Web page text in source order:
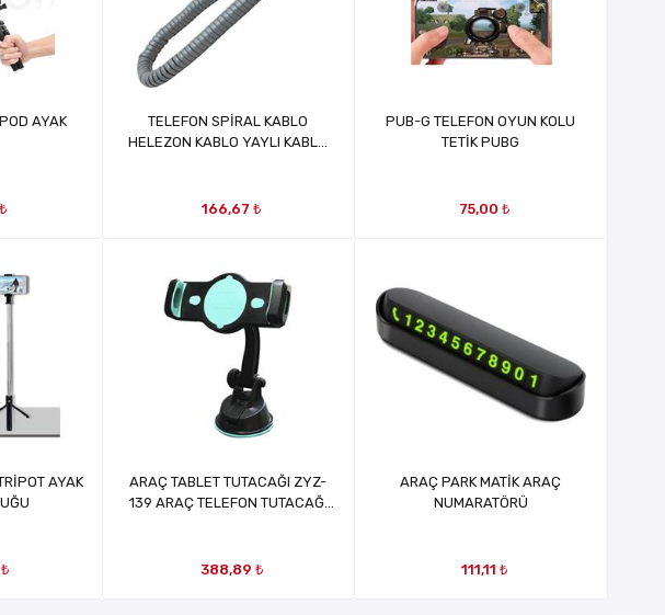
AYAK
TELEFON SPİRAL KABLO
HELEZON KABLO YAYLI KABLO
166,67 ₺
PUB-G TELEFON OYUN KOLU
TETİK PUBG
75,00 ₺
AYAK
ARAÇ TABLET TUTACAĞI ZYZ-
139 ARAÇ TELEFON TUTACAĞI
388,89 ₺
ARAÇ PARK MATİK ARAÇ
NUMARATÖRÜ
111,11 ₺